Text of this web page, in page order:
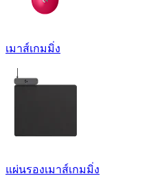
เมาส์เกมมิ่ง
แผ่นรองเมาส์เกมมิ่ง